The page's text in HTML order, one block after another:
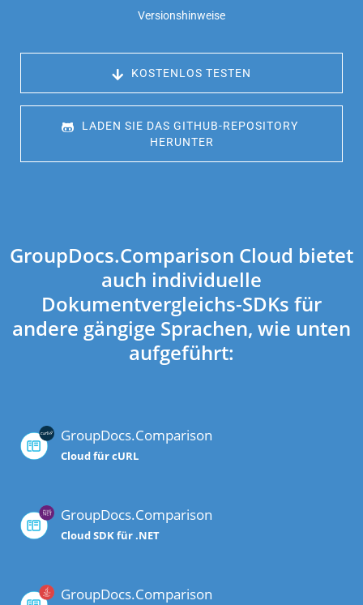
Versionshinweise
KOSTENLOS TESTEN
LADEN SIE DAS GITHUB-REPOSITORY
HERUNTER
GroupDocs.Comparison Cloud bietet
auch individuelle
Dokumentvergleichs-SDKs für
andere gängige Sprachen, wie unten
aufgeführt:
GroupDocs.Comparison
Cloud für cURL
GroupDocs.Comparison
Cloud SDK für .NET
GroupDocs.Comparison